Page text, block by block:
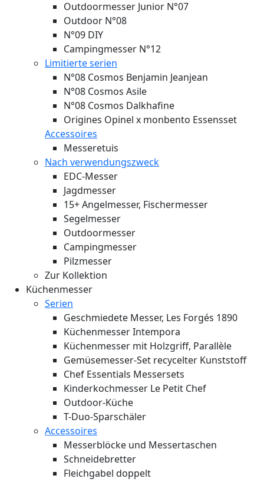
Outdoormesser Junior N°07
Outdoor N°08
N°09 DIY
Campingmesser N°12
Limitierte serien
N°08 Cosmos Benjamin Jeanjean
N°08 Cosmos Asile
N°08 Cosmos Dalkhafine
Origines Opinel x monbento Essensset
Accessoires
Messeretuis
Nach verwendungszweck
EDC-Messer
Jagdmesser
15+ Angelmesser, Fischermesser
Segelmesser
Outdoormesser
Campingmesser
Pilzmesser
Zur Kollektion
Küchenmesser
Serien
Geschmiedete Messer, Les Forgés 1890
Küchenmesser Intempora
Küchenmesser mit Holzgriff, Parallèle
Gemüsemesser-Set recycelter Kunststoff
Chef Essentials Messersets
Kinderkochmesser Le Petit Chef
Outdoor-Küche
T-Duo-Sparschäler
Accessoires
Messerblöcke und Messertaschen
Schneidebretter
Fleichgabel doppelt